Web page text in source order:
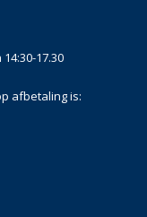
17.30
afbetaling is: